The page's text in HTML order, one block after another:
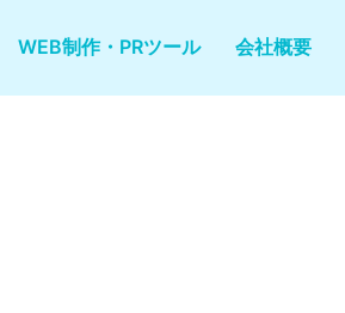
WEB制作・PRツール 会社概要